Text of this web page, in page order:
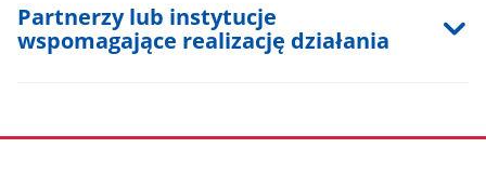
Partnerzy lub instytucje
wspomagające realizację działania